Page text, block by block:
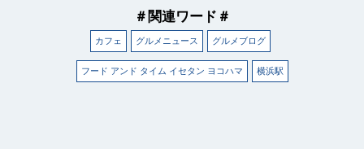
＃関連ワード＃
カフェ グルメニュース グルメブログ
フード アンド タイム イセタン ヨコハマ 横浜駅